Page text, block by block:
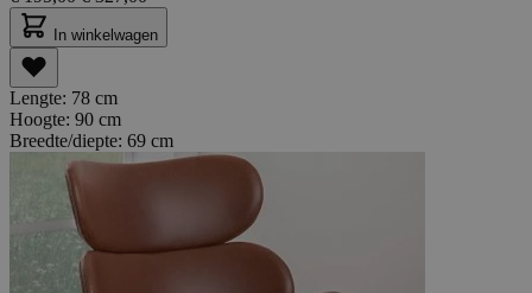
In winkelwagen
Lengte: 78 cm
Hoogte: 90 cm
Breedte/diepte: 69 cm